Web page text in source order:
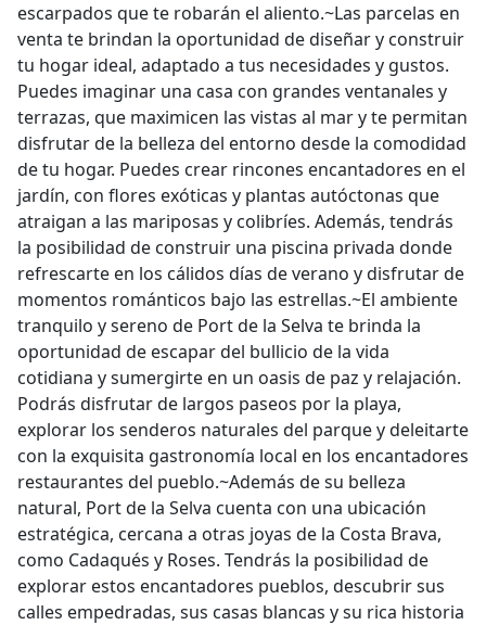
escarpados que te robarán el aliento.~Las parcelas en
venta te brindan la oportunidad de diseñar y construir
tu hogar ideal, adaptado a tus necesidades y gustos.
Puedes imaginar una casa con grandes ventanales y
terrazas, que maximicen las vistas al mar y te permitan
disfrutar de la belleza del entorno desde la comodidad
de tu hogar. Puedes crear rincones encantadores en el
jardín, con flores exóticas y plantas autóctonas que
atraigan a las mariposas y colibríes. Además, tendrás
la posibilidad de construir una piscina privada donde
refrescarte en los cálidos días de verano y disfrutar de
momentos románticos bajo las estrellas.~El ambiente
tranquilo y sereno de Port de la Selva te brinda la
oportunidad de escapar del bullicio de la vida
cotidiana y sumergirte en un oasis de paz y relajación.
Podrás disfrutar de largos paseos por la playa,
explorar los senderos naturales del parque y deleitarte
con la exquisita gastronomía local en los encantadores
restaurantes del pueblo.~Además de su belleza
natural, Port de la Selva cuenta con una ubicación
estratégica, cercana a otras joyas de la Costa Brava,
como Cadaqués y Roses. Tendrás la posibilidad de
explorar estos encantadores pueblos, descubrir sus
calles empedradas, sus casas blancas y su rica historia